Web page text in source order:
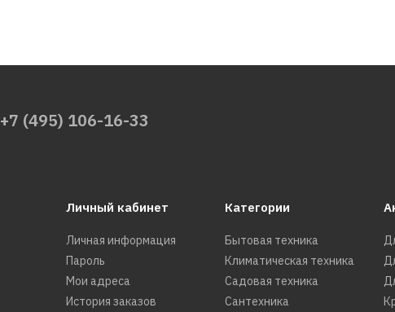
+7 (495) 106-16-33
Личный кабинет
Личная информация
Пароль
Мои адреса
История заказов
Категории
Бытовая техника
Климатическая техника
Садовая техника
Сантехника